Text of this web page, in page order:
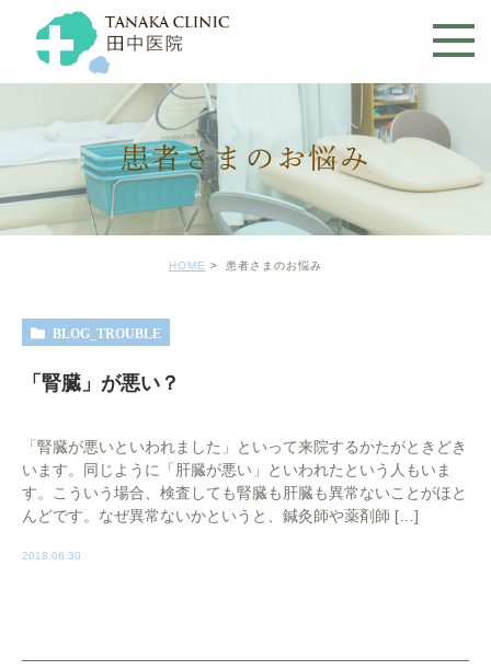
患者さまのお悩み
HOME 患者さまのお悩み
BLOG_TROUBLE
「腎臓」が悪い？
「腎臓が悪いといわれました」といって来院するかたがときどき
います。同じように「肝臓が悪い」といわれたという人もいま
す。こういう場合、検査しても腎臓も肝臓も異常ないことがほと
んどです。なぜ異常ないかというと、鍼灸師や薬剤師 […]
2018.06.30